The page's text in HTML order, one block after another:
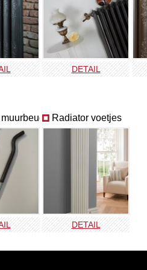
DETAIL
Radiator voetjes
DETAIL